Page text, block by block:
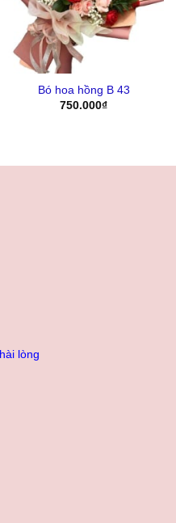
Bó hoa hồng B 43
750.000₫
lòng